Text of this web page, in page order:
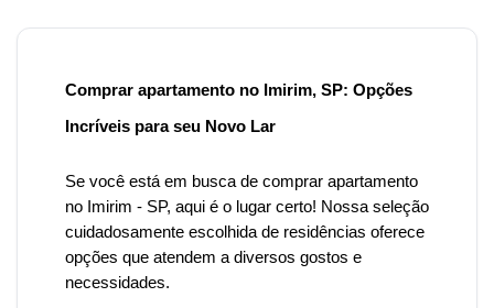
Comprar apartamento no Imirim, SP: Opções
Incríveis para seu Novo Lar
Se você está em busca de comprar apartamento
no Imirim - SP, aqui é o lugar certo! Nossa seleção
cuidadosamente escolhida de residências oferece
opções que atendem a diversos gostos e
necessidades.